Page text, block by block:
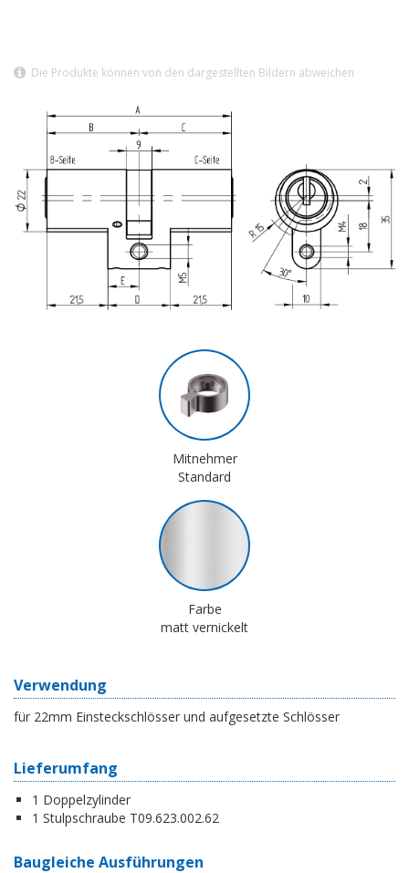
Die Produkte können von den dargestellten Bildern abweichen
Mitnehmer
Standard
Farbe
matt vernickelt
Verwendung
für 22mm Einsteckschlösser und aufgesetzte Schlösser
Lieferumfang
1 Doppelzylinder
1 Stulpschraube T09.623.002.62
Baugleiche Ausführungen